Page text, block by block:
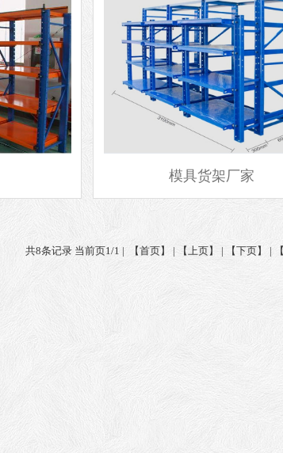
模具货架厂家
共8条记录 当前页1/1 | 【首页】 | 【上页】 | 【下页】 |